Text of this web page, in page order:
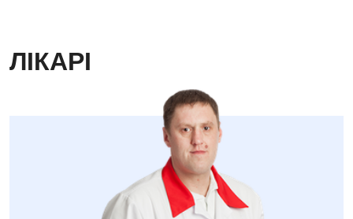
Дитяча алергологія
Дитяча гастроентерологія
Дитяча дерматовенерологія
Дитяча ендокринологія
ЛІКАРІ